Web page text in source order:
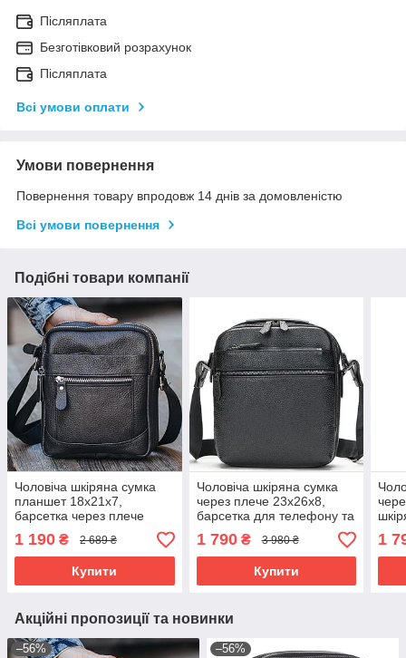
Післяплата
Безготівковий розрахунок
Післяплата
Всі умови оплати
Умови повернення
Повернення товару впродовж 14 днів за домовленістю
Всі умови повернення
Подібні товари компанії
Чоловіча шкіряна сумка
планшет 18х21х7,
барсетка через плече
Tiding Bag LA3314-1BL
чорна
1 190 ₴ 2 689 ₴
Купити
Чоловіча шкіряна сумка
через плече 23х26х8,
барсетка для телефону та
документів Tiding Bag
711511 чорна
1 790₴ 3 980 ₴
Купити
Bag
1
Акційні пропозиції та новинки
–56% –56%